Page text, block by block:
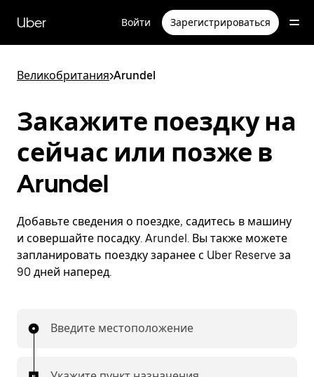
перейти
к
содержимому
Uber Войти Зарегистрироваться
Великобритания>Arundel
Закажите поездку на
сейчас или позже в
Arundel
Добавьте сведения о поездке, садитесь в машину
и совершайте посадку. Arundel. Вы также можете
запланировать поездку заранее с Uber Reserve за
90 дней наперед.
Введите местоположение